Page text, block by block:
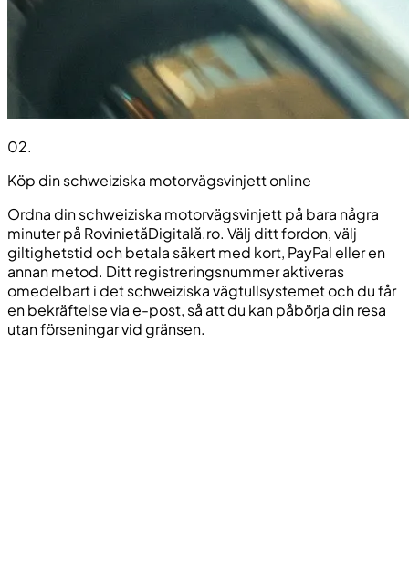
02.
Köp din schweiziska motorvägsvinjett online
Ordna din schweiziska motorvägsvinjett på bara några
minuter på RovinietăDigitală.ro. Välj ditt fordon, välj
giltighetstid och betala säkert med kort, PayPal eller en
annan metod. Ditt registreringsnummer aktiveras
omedelbart i det schweiziska vägtullsystemet och du får
en bekräftelse via e-post, så att du kan påbörja din resa
utan förseningar vid gränsen.